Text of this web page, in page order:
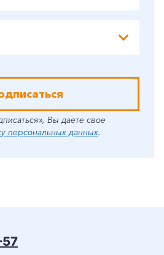
Вы даете свое
персональных данных.